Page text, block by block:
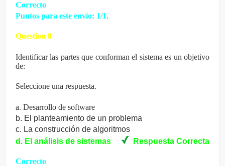
Correcto
Puntos para este envío: 1/1.
Question 8
Identificar las partes que conforman el sistema es un objetivo
de:
Seleccione una respuesta.
a. Desarrollo de software
b. El planteamiento de un problema
c. La construcción de algoritmos
d. El análisis de sistemas
Respuesta Correcta
Correcto